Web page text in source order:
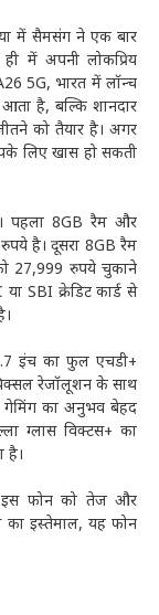
में सैमसंग ने एक बार
में अपनी लोकप्रिय
5G, भारत में लॉन्च
है, बल्कि शानदार
को तैयार है। अगर
लिए खास हो सकती
पहला 8GB रैम और
है। दूसरा 8GB रैम
27,999 रुपये चुकाने
SBI क्रेडिट कार्ड से
इंच का फुल एचडी+
रेजॉलूशन के साथ
गेमिंग का अनुभव बेहद
ग्लास विक्टस+ का
है।
इस फोन को तेज और
का इस्तेमाल, यह फोन